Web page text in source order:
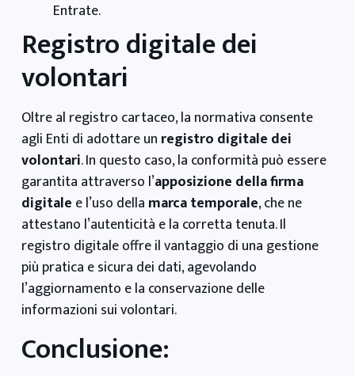
Entrate.
Registro digitale dei
volontari
Oltre al registro cartaceo, la normativa consente
agli Enti di adottare un registro digitale dei
volontari. In questo caso, la conformità può essere
garantita attraverso l’apposizione della firma
digitale e l’uso della marca temporale, che ne
attestano l’autenticità e la corretta tenuta. Il
registro digitale offre il vantaggio di una gestione
più pratica e sicura dei dati, agevolando
l’aggiornamento e la conservazione delle
informazioni sui volontari.
Conclusione: